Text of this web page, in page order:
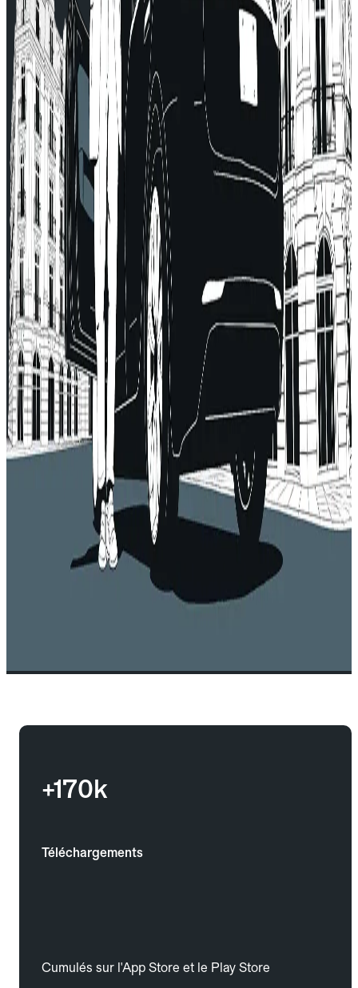
+170k
Téléchargements
Cumulés sur l'App Store et le Play Store